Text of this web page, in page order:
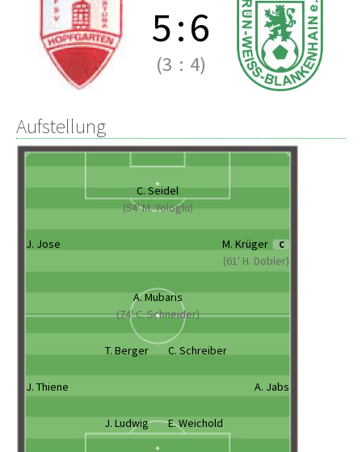
5:6
(3 : 4)
Aufstellung
C. Seidel
(54' M. Yologlu)
J. Jose M. Krüger C
(61' H. Dobler)
A. Mubaris
(74' C. Schneider)
T. Berger C. Schreiber
J. Thiene A. Jabs
J. Ludwig E. Weichold